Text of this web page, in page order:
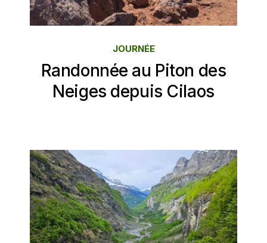
Randonnée au Piton des
Neiges depuis Cilaos
JOURNÉE